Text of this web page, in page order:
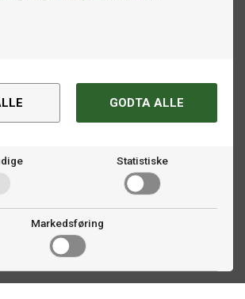
GODTA ALLE
Statistiske
Markedsføring